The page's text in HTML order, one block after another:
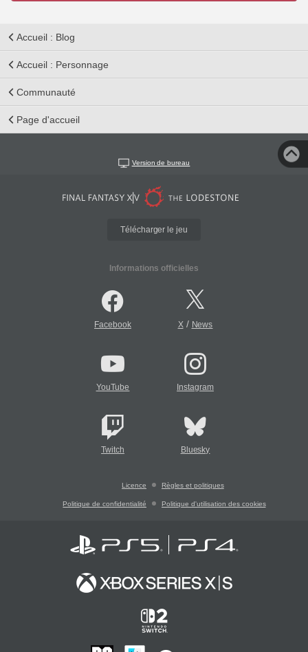
Accueil : Blog
Accueil : Personnage
Communauté
Page d'accueil
Version de bureau
Télécharger le jeu
Informations officielles
Facebook X/ News
YouTube Instagram
Twitch Bluesky
Licence Règles et politiques
Politique de confidentialité Politique d'utilisation des cookies